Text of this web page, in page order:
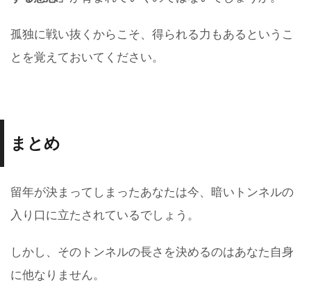
孤独に戦い抜くからこそ、得られる力もあるというこ
とを覚えておいてください。
まとめ
留年が決まってしまったあなたは今、暗いトンネルの
入り口に立たされているでしょう。
しかし、そのトンネルの長さを決めるのはあなた自身
に他なりません。